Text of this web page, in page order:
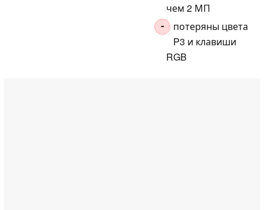
чем 2 МП
-
потеряны цвета
P3 и клавиши
RGB